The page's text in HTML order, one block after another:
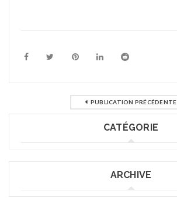
PUBLICATION PRÉCÉDENTE
CATÉGORIE
ARCHIVE